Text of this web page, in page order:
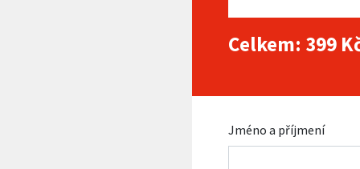
Celkem: 399
Jméno a příjmení